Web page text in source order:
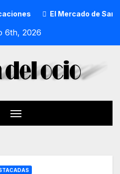
El Mercado de San
6th, 2026